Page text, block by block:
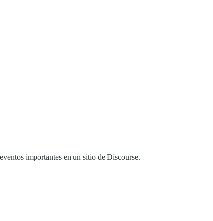
importantes en un sitio de Discourse.